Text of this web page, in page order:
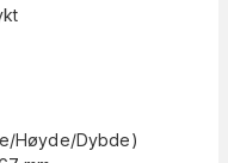
Høyde/Dybde)